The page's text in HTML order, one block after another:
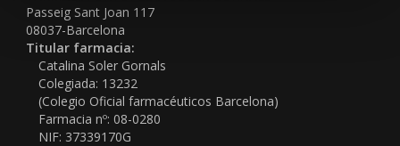
Passeig Sant Joan 117
08037-Barcelona
Titular farmacia:
Catalina Soler Gornals
Colegiada: 13232
(Colegio Oficial farmacéuticos Barcelona)
Farmacia nº: 08-0280
NIF: 37339170G